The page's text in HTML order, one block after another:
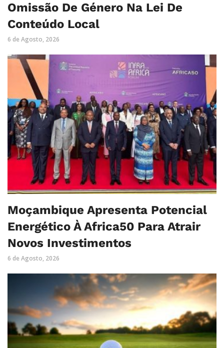
Omissão De Género Na Lei De
Conteúdo Local
6 de Agosto, 2026
Moçambique Apresenta Potencial
Energético À Africa50 Para Atrair
Novos Investimentos
6 de Agosto, 2026